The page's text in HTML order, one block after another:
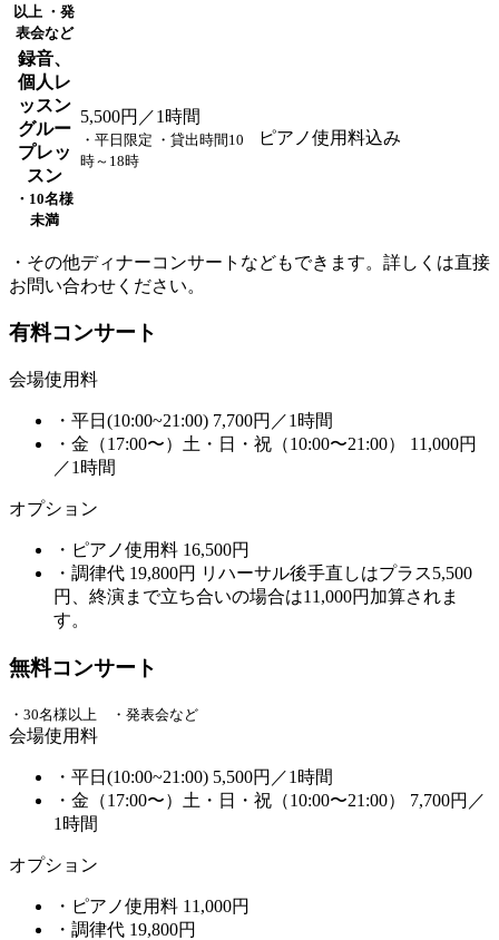
以上 ・発
表会など
録音、
個人レ
ッスン
グルー
プレッ
スン
・10名様
未満
5,500円 ／1時間
・平日限定 ・貸出時間10
時～18時
ピアノ使用料込み
・その他ディナーコンサートなどもできます。詳しくは直接
お問い合わせください。
有料コンサート
会場使用料
・平日(10:00~21:00) 7,700円 ／1時間
・金（17:00〜）土・日・祝（10:00〜21:00）
11,000円
／1時間
オプション
・ピアノ使用料 16,500円
・調律代 19,800円 リハーサル後手直しはプラス5,500
円、終演まで立ち合いの場合は11,000円加算されま
す。
無料コンサート
・30名様以上 ・発表会など
会場使用料
・平日(10:00~21:00) 5,500円 ／1時間
・金（17:00〜）土・日・祝（10:00〜21:00）
7,700円 ／
1時間
オプション
・ピアノ使用料 11,000円
・調律代 19,800円